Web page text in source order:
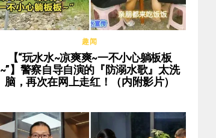
趣闻
【“玩水水~凉爽爽~一不小心躺板板
~”】警察自导自演的『防溺水歌』太洗
脑，再次在网上走红！（内附影片）